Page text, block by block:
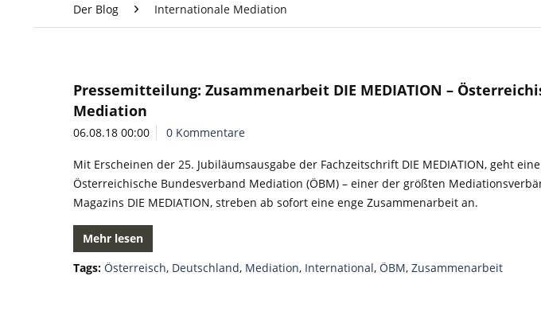
Der Blog Internationale Mediation
Pressemitteilung: Zusammenarbeit DIE MEDIATION –
Mediation
06.08.18 00:00 0 Kommentare
Mit Erscheinen der 25. Jubiläumsausgabe der Fachzeitschrift DIE MEDIATION, geht
Österreichische Bundesverband Mediation (ÖBM) – einer der größten
Magazins DIE MEDIATION, streben ab sofort eine enge Zusammenarbeit an.
Mehr lesen
Tags: Österreisch, Deutschland, Mediation, International, ÖBM, Zusammenarbeit